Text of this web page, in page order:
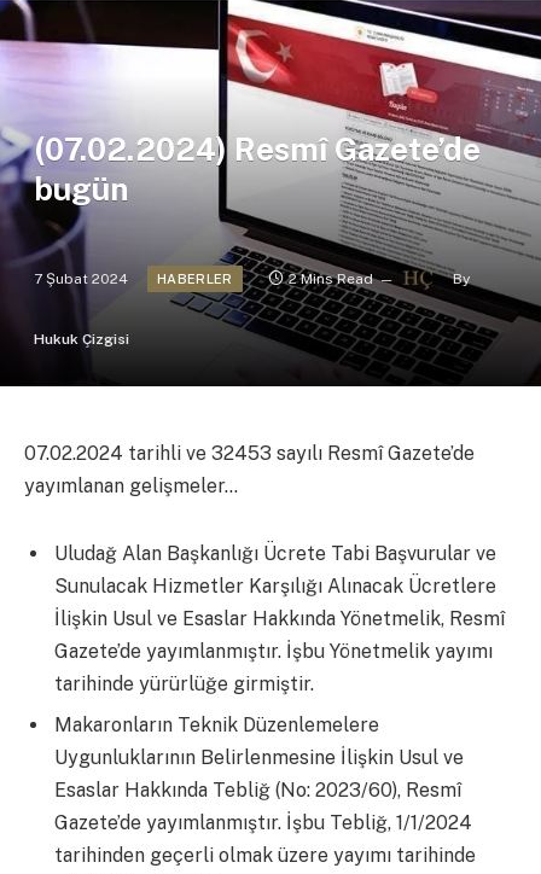
(07.02.2024) Resmî Gazete’de
bugün
7 Şubat 2024 HABERLER 2 Mins Read By
Hukuk Çizgisi
07.02.2024 tarihli ve 32453 sayılı Resmî Gazete’de
yayımlanan gelişmeler…
Uludağ Alan Başkanlığı Ücrete Tabi Başvurular ve
Sunulacak Hizmetler Karşılığı Alınacak Ücretlere
İlişkin Usul ve Esaslar Hakkında Yönetmelik, Resmî
Gazete’de yayımlanmıştır. İşbu Yönetmelik yayımı
tarihinde yürürlüğe girmiştir.
Makaronların Teknik Düzenlemelere
Uygunluklarının Belirlenmesine İlişkin Usul ve
Esaslar Hakkında Tebliğ (No: 2023/60), Resmî
Gazete’de yayımlanmıştır. İşbu Tebliğ, 1/1/2024
tarihinden geçerli olmak üzere yayımı tarihinde